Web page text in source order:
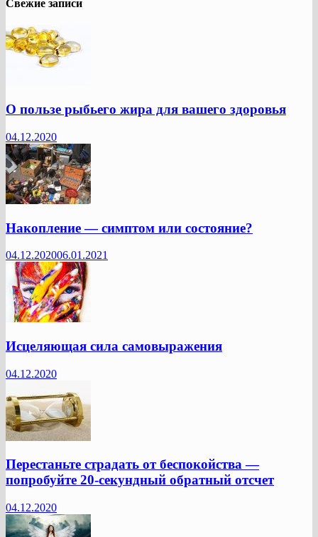
Свежие записи
О пользе рыбьего жира для вашего здоровья
04.12.2020
Накопление — симптом или состояние?
04.12.202006.01.2021
Исцеляющая сила самовыражения
04.12.2020
Перестаньте страдать от беспокойства —
попробуйте 20-секундный обратный отсчет
04.12.2020